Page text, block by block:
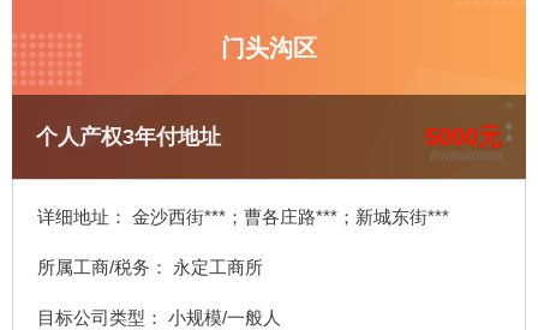
个人产权3年付地址 5000元
门头沟区
详细地址： 金沙西街***；曹各庄路***；新城东街***
所属工商/税务： 永定工商所
目标公司类型： 小规模/一般人